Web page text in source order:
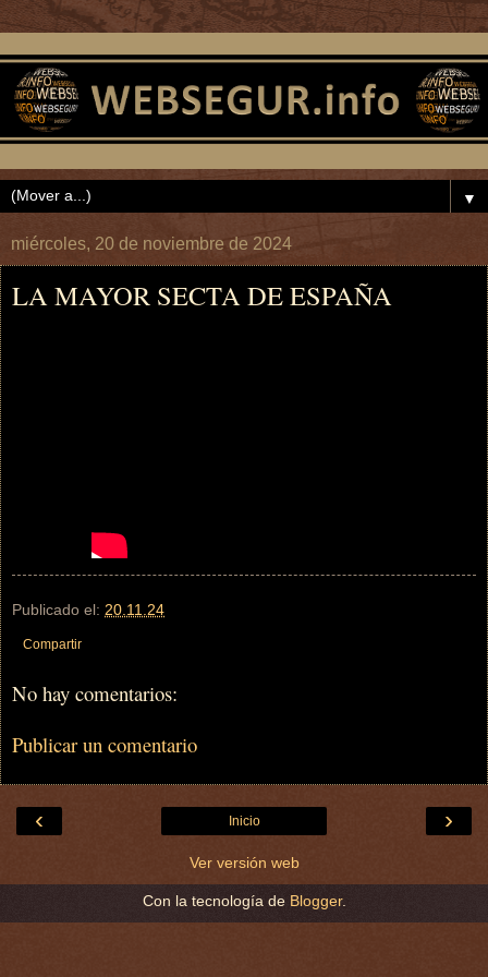
▼
miércoles, 20 de noviembre de 2024
LA MAYOR SECTA DE ESPAÑA
Publicado el: 20.11.24
Compartir
No hay comentarios:
Publicar un comentario
‹ ›
Inicio
Ver versión web
Con la tecnología de Blogger.